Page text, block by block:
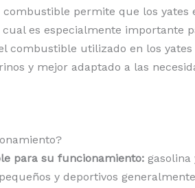
permite que los yates
es especialmente importante
combustible utilizado en los
y mejor adaptado a las
para su funcionamiento: gasolina
y deportivos